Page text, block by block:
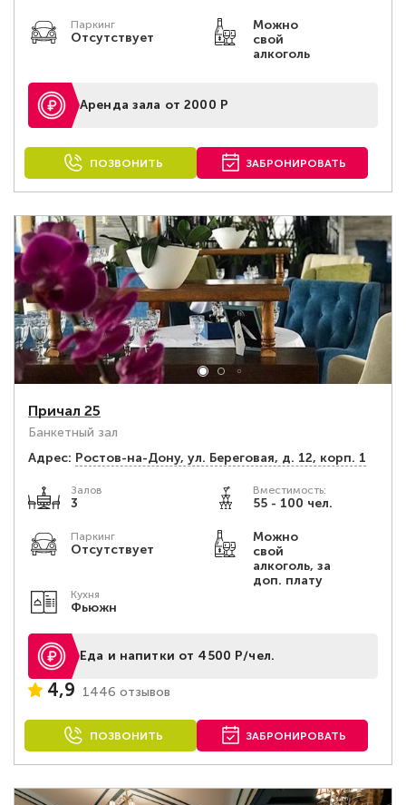
Паркинг
Отсутствует
Можно
свой
алкоголь
Аренда зала от 2000 Р
ПОЗВОНИТЬ ЗАБРОНИРОВАТЬ
Причал 25
Банкетный зал
Адрес: Ростов-на-Дону, ул. Береговая, д. 12, корп. 1
Залов
3
Вместимость:
55 - 100 чел.
Паркинг
Отсутствует
Можно
свой
алкоголь, за
доп. плату
Кухня
Фьюжн
Еда и напитки от 4500 Р/чел.
4,9 1446 отзывов
ПОЗВОНИТЬ ЗАБРОНИРОВАТЬ